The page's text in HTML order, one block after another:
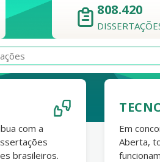
808.420
com a
brasileiros.
Em
Aberta,